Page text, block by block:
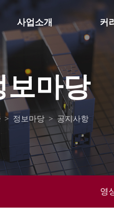
사업소개 커
보마당
> 정보마당 > 공지사항
영